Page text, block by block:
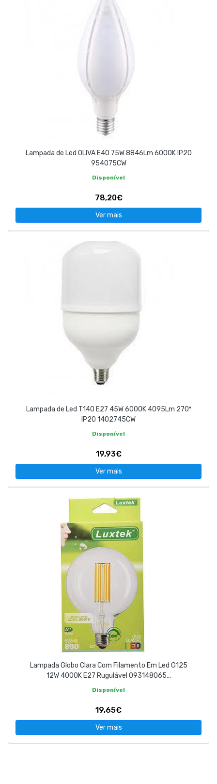
Lampada de Led OLIVA E40 75W 8846Lm 6000K IP20
954075CW
Disponível
78,20€
Ver mais
Lampada de Led T140 E27 45W 6000K 4095Lm 270º
IP20 1402745CW
Disponível
19,93€
Ver mais
Lampada Globo Clara Com Filamento Em Led G125
12W 4000K E27 Rugulável 093148065...
Disponível
19,65€
Ver mais